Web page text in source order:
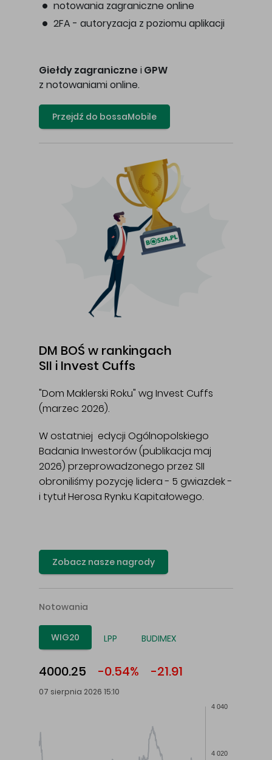
notowania zagraniczne online
2FA - autoryzacja z poziomu aplikacji
Giełdy zagraniczne i GPW
z notowaniami online.
Przejdź do bossaMobile
DM BOŚ w rankingach
SII i Invest Cuffs
"Dom Maklerski Roku" wg Invest Cuffs
(marzec 2026).
W ostatniej edycji Ogólnopolskiego
Badania Inwestorów (publikacja maj
2026) przeprowadzonego przez SII
obroniliśmy pozycję lidera - 5 gwiazdek -
i tytuł Herosa Rynku Kapitałowego.
Zobacz nasze nagrody
Notowania
WIG20 LPP BUDIMEX
4000.25 -0.54% -21.91
07 sierpnia 2026 15:10
4 020
4 040